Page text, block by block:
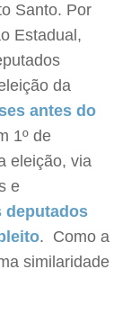
Santo. Por
Estadual,
da
antes do
1º de
eleição, via
e
deputados
. Como a
similaridade